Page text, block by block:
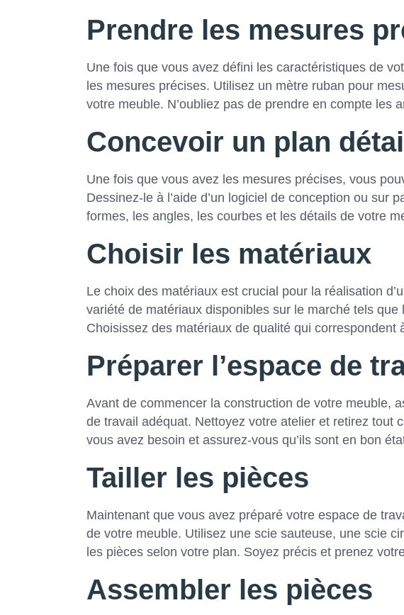
Prendre les mesures
Une fois que vous avez défini les caractéristiques de
les mesures précises. Utilisez un mètre ruban pour
votre meuble. N’oubliez pas de prendre en compte les
Concevoir un plan
Une fois que vous avez les mesures précises, vous
Dessinez-le à l’aide d’un logiciel de conception ou sur
formes, les angles, les courbes et les détails de votre
Choisir les matériaux
Le choix des matériaux est crucial pour la réalisation
variété de matériaux disponibles sur le marché tels
Choisissez des matériaux de qualité qui correspondent
Préparer l’espace de
Avant de commencer la construction de votre meuble,
de travail adéquat. Nettoyez votre atelier et retirez tout
vous avez besoin et assurez-vous qu’ils sont en bon
Tailler les pièces
Maintenant que vous avez préparé votre espace de
de votre meuble. Utilisez une scie sauteuse, une scie
les pièces selon votre plan. Soyez précis et prenez
Assembler les pièces